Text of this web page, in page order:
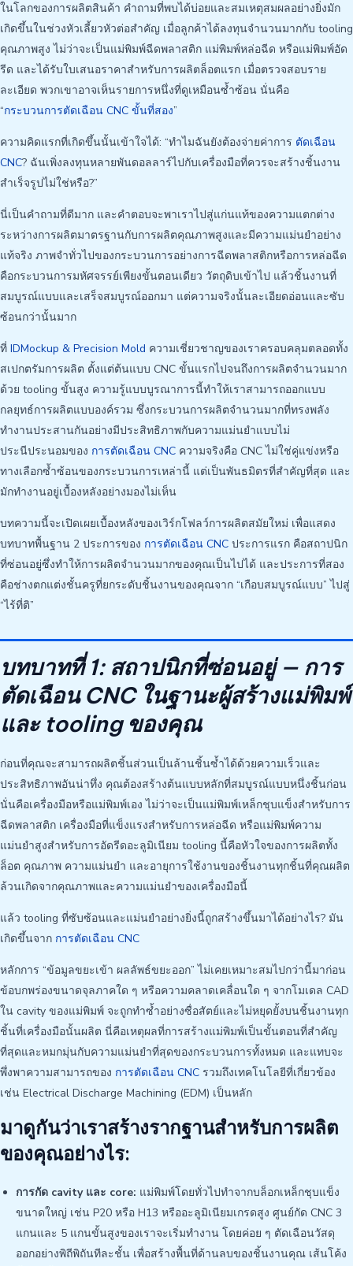
ในโลกของการผลิตสินค้า คำถามที่พบได้บ่อยและสมเหตุสมผลอย่างยิ่งมัก
เกิดขึ้นในช่วงหัวเลี้ยวหัวต่อสำคัญ เมื่อลูกค้าได้ลงทุนจำนวนมากกับ tooling
คุณภาพสูง ไม่ว่าจะเป็นแม่พิมพ์ฉีดพลาสติก แม่พิมพ์หล่อฉีด หรือแม่พิมพ์อัด
รีด และได้รับใบเสนอราคาสำหรับการผลิตล็อตแรก เมื่อตรวจสอบราย
ละเอียด พวกเขาอาจเห็นรายการหนึ่งที่ดูเหมือนซ้ำซ้อน นั่นคือ
“กระบวนการตัดเฉือน CNC ขั้นที่สอง”
ความคิดแรกที่เกิดขึ้นนั้นเข้าใจได้: “ทำไมฉันยังต้องจ่ายค่าการ ตัดเฉือน
CNC? ฉันเพิ่งลงทุนหลายพันดอลลาร์ไปกับเครื่องมือที่ควรจะสร้างชิ้นงาน
สำเร็จรูปไม่ใช่หรือ?”
นี่เป็นคำถามที่ดีมาก และคำตอบจะพาเราไปสู่แก่นแท้ของความแตกต่าง
ระหว่างการผลิตมาตรฐานกับการผลิตคุณภาพสูงและมีความแม่นยำอย่าง
แท้จริง ภาพจำทั่วไปของกระบวนการอย่างการฉีดพลาสติกหรือการหล่อฉีด
คือกระบวนการมหัศจรรย์เพียงขั้นตอนเดียว วัตถุดิบเข้าไป แล้วชิ้นงานที่
สมบูรณ์แบบและเสร็จสมบูรณ์ออกมา แต่ความจริงนั้นละเอียดอ่อนและซับ
ซ้อนกว่านั้นมาก
ที่ IDMockup & Precision Mold ความเชี่ยวชาญของเราครอบคลุมตลอดทั้ง
สเปกตรัมการผลิต ตั้งแต่ต้นแบบ CNC ขั้นแรกไปจนถึงการผลิตจำนวนมาก
ด้วย tooling ขั้นสูง ความรู้แบบบูรณาการนี้ทำให้เราสามารถออกแบบ
กลยุทธ์การผลิตแบบองค์รวม ซึ่งกระบวนการผลิตจำนวนมากที่ทรงพลัง
ทำงานประสานกันอย่างมีประสิทธิภาพกับความแม่นยำแบบไม่
ประนีประนอมของ การตัดเฉือน CNC ความจริงคือ CNC ไม่ใช่คู่แข่งหรือ
ทางเลือกซ้ำซ้อนของกระบวนการเหล่านี้ แต่เป็นพันธมิตรที่สำคัญที่สุด และ
มักทำงานอยู่เบื้องหลังอย่างมองไม่เห็น
บทความนี้จะเปิดเผยเบื้องหลังของเวิร์กโฟลว์การผลิตสมัยใหม่ เพื่อแสดง
บทบาทพื้นฐาน 2 ประการของ การตัดเฉือน CNC ประการแรก คือสถาปนิก
ที่ซ่อนอยู่ซึ่งทำให้การผลิตจำนวนมากของคุณเป็นไปได้ และประการที่สอง
คือช่างตกแต่งชั้นครูที่ยกระดับชิ้นงานของคุณจาก “เกือบสมบูรณ์แบบ” ไปสู่
“ไร้ที่ติ”
บทบาทที่ 1: สถาปนิกที่ซ่อนอยู่ — การ
ตัดเฉือน CNC ในฐานะผู้สร้างแม่พิมพ์
และ tooling ของคุณ
ก่อนที่คุณจะสามารถผลิตชิ้นส่วนเป็นล้านชิ้นซ้ำได้ด้วยความเร็วและ
ประสิทธิภาพอันน่าทึ่ง คุณต้องสร้างต้นแบบหลักที่สมบูรณ์แบบหนึ่งชิ้นก่อน
นั่นคือเครื่องมือหรือแม่พิมพ์เอง ไม่ว่าจะเป็นแม่พิมพ์เหล็กชุบแข็งสำหรับการ
ฉีดพลาสติก เครื่องมือที่แข็งแรงสำหรับการหล่อฉีด หรือแม่พิมพ์ความ
แม่นยำสูงสำหรับการอัดรีดอะลูมิเนียม tooling นี้คือหัวใจของการผลิตทั้ง
ล็อต คุณภาพ ความแม่นยำ และอายุการใช้งานของชิ้นงานทุกชิ้นที่คุณผลิต
ล้วนเกิดจากคุณภาพและความแม่นยำของเครื่องมือนี้
แล้ว tooling ที่ซับซ้อนและแม่นยำอย่างยิ่งนี้ถูกสร้างขึ้นมาได้อย่างไร? มัน
เกิดขึ้นจาก การตัดเฉือน CNC
หลักการ “ข้อมูลขยะเข้า ผลลัพธ์ขยะออก” ไม่เคยเหมาะสมไปกว่านี้มาก่อน
ข้อบกพร่องขนาดจุลภาคใด ๆ หรือความคลาดเคลื่อนใด ๆ จากโมเดล CAD
ใน cavity ของแม่พิมพ์ จะถูกทำซ้ำอย่างซื่อสัตย์และไม่หยุดยั้งบนชิ้นงานทุก
ชิ้นที่เครื่องมือนั้นผลิต นี่คือเหตุผลที่การสร้างแม่พิมพ์เป็นขั้นตอนที่สำคัญ
ที่สุดและหมกมุ่นกับความแม่นยำที่สุดของกระบวนการทั้งหมด และแทบจะ
พึ่งพาความสามารถของ การตัดเฉือน CNC รวมถึงเทคโนโลยีที่เกี่ยวข้อง
เช่น Electrical Discharge Machining (EDM) เป็นหลัก
มาดูกันว่าเราสร้างรากฐานสำหรับการผลิต
ของคุณอย่างไร:
การกัด cavity และ core: แม่พิมพ์โดยทั่วไปทำจากบล็อกเหล็กชุบแข็ง
ขนาดใหญ่ เช่น P20 หรือ H13 หรืออะลูมิเนียมเกรดสูง ศูนย์กัด CNC 3
แกนและ 5 แกนขั้นสูงของเราจะเริ่มทำงาน โดยค่อย ๆ ตัดเฉือนวัสดุ
ออกอย่างพิถีพิถันทีละชั้น เพื่อสร้างพื้นที่ด้านลบของชิ้นงานคุณ เส้นโค้ง